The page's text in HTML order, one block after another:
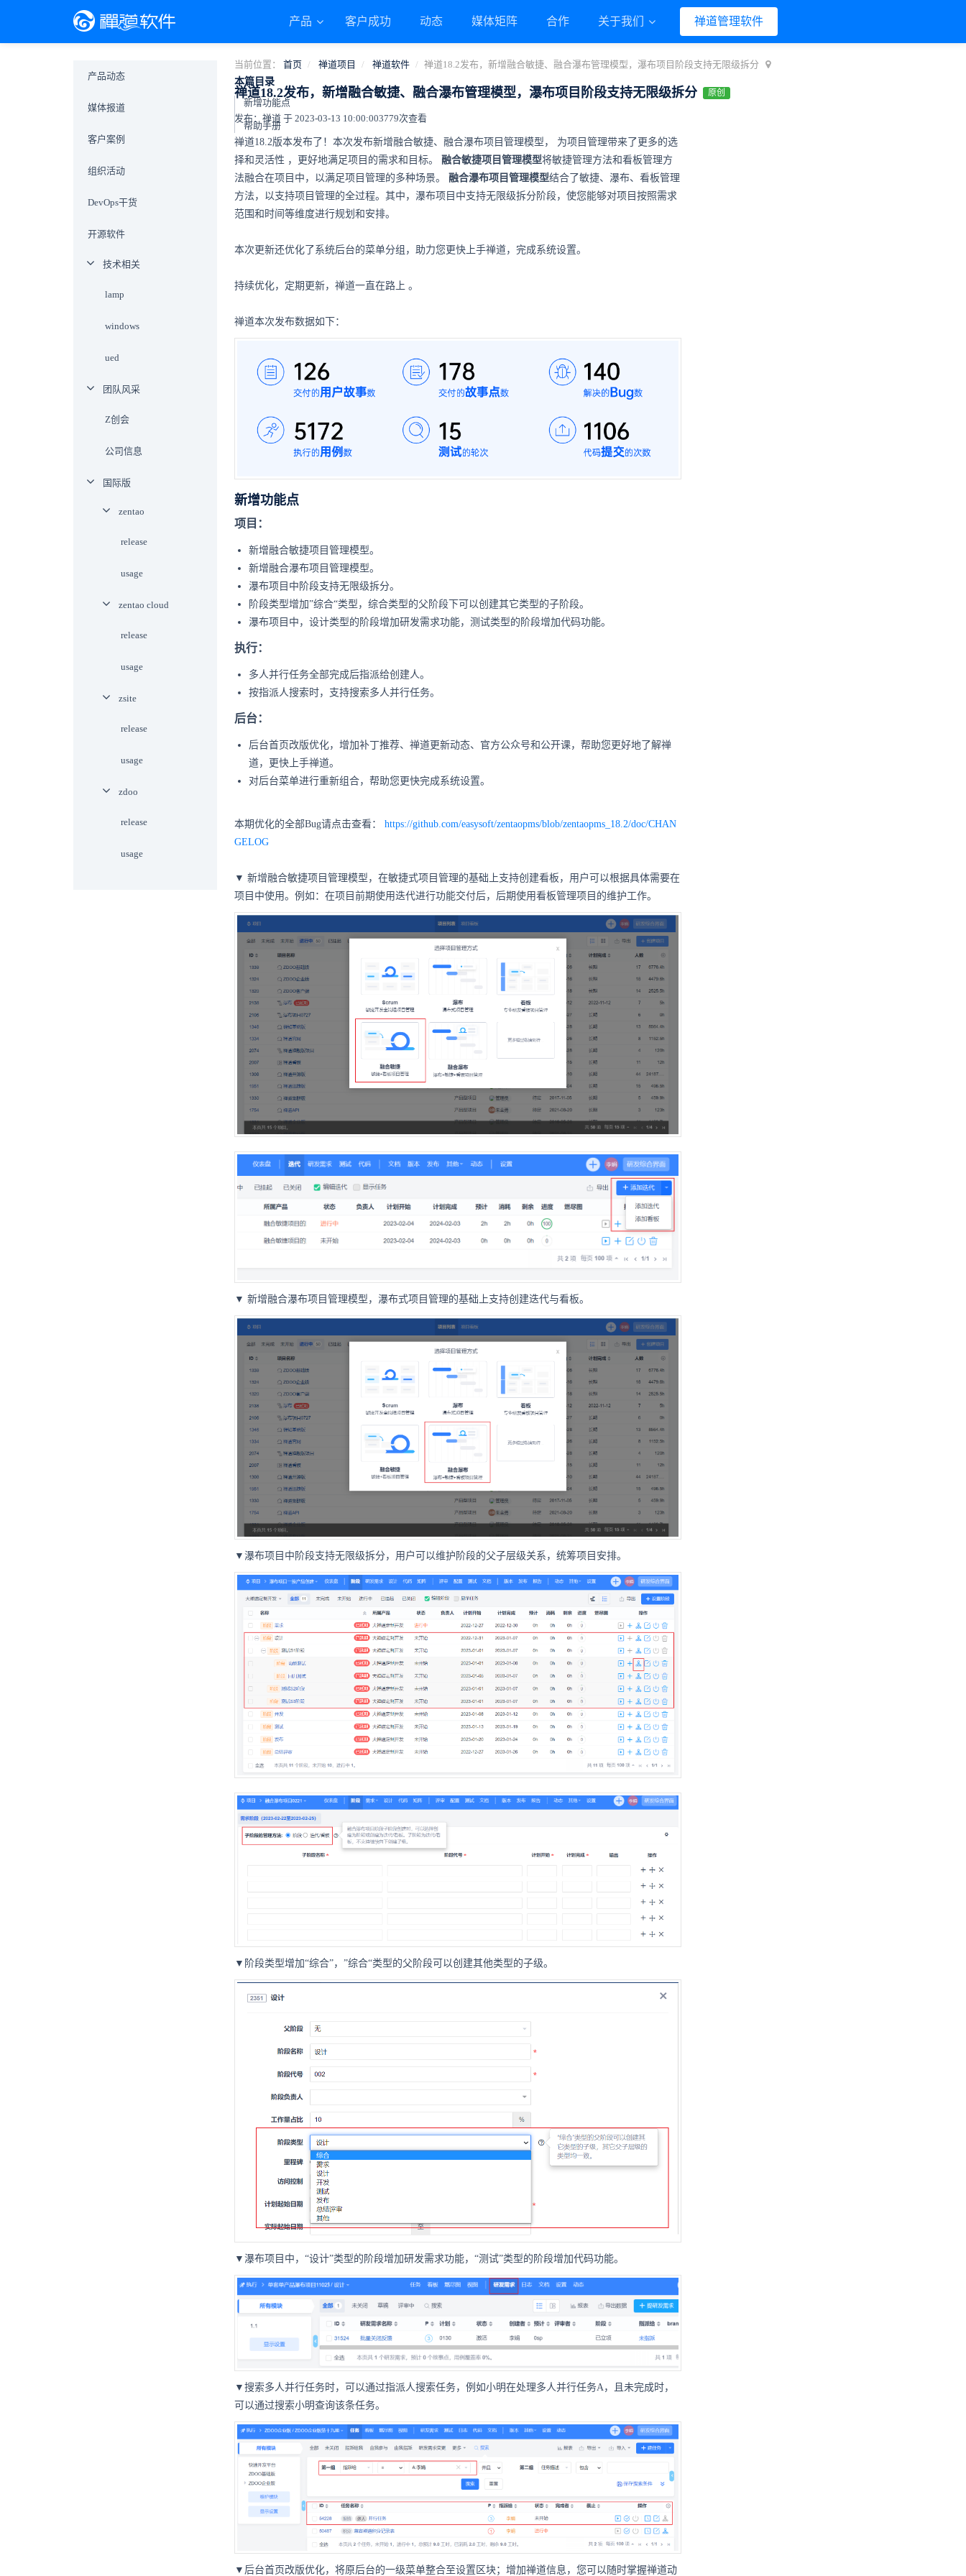
产品 客户成功 动态 媒体矩阵 合作 关于我们 禅道管理软件
当前位置： 首页 禅道项目 禅道软件 禅道18.2发布，新增融合敏捷、融合瀑布管理模型，瀑布项目阶段支持无限级拆分
禅道18.2发布，新增融合敏捷、融合瀑布管理模型，瀑布项目阶段支持无限级拆分 原创
发布：禅道 于 2023-03-13 10:00:003779次查看
本篇目录
新增功能点
帮助手册
禅道18.2版本发布了！本次发布新增融合敏捷、融合瀑布项目管理模型， 为项目管理带来了更多的选
择和灵活性 ，更好地满足项目的需求和目标。 融合敏捷项目管理模型将敏捷管理方法和看板管理方
法融合在项目中，以满足项目管理的多种场景。 融合瀑布项目管理模型结合了敏捷、瀑布、看板管理
方法，以支持项目管理的全过程。其中，瀑布项目中支持无限级拆分阶段，使您能够对项目按照需求
范围和时间等维度进行规划和安排。
本次更新还优化了系统后台的菜单分组，助力您更快上手禅道，完成系统设置。
持续优化，定期更新，禅道一直在路上 。
禅道本次发布数据如下：
新增功能点
项目：
新增融合敏捷项目管理模型。
新增融合瀑布项目管理模型。
瀑布项目中阶段支持无限级拆分。
阶段类型增加”综合“类型，综合类型的父阶段下可以创建其它类型的子阶段。
瀑布项目中，设计类型的阶段增加研发需求功能，测试类型的阶段增加代码功能。
执行：
多人并行任务全部完成后指派给创建人。
按指派人搜索时，支持搜索多人并行任务。
后台：
后台首页改版优化，增加补丁推荐、禅道更新动态、官方公众号和公开课，帮助您更好地了解禅
道，更快上手禅道。
对后台菜单进行重新组合，帮助您更快完成系统设置。
本期优化的全部Bug请点击查看： https://github.com/easysoft/zentaopms/blob/zentaopms_18.2/doc/CHAN
GELOG
▼ 新增融合敏捷项目管理模型，在敏捷式项目管理的基础上支持创建看板，用户可以根据具体需要在
项目中使用。例如：在项目前期使用迭代进行功能交付后，后期使用看板管理项目的维护工作。
▼ 新增融合瀑布项目管理模型，瀑布式项目管理的基础上支持创建迭代与看板。
▼瀑布项目中阶段支持无限级拆分，用户可以维护阶段的父子层级关系，统筹项目安排。
▼阶段类型增加“综合”，”综合“类型的父阶段可以创建其他类型的子级。
▼瀑布项目中，“设计”类型的阶段增加研发需求功能，“测试”类型的阶段增加代码功能。
▼搜索多人并行任务时，可以通过指派人搜索任务，例如小明在处理多人并行任务A，且未完成时，
可以通过搜索小明查询该条任务。
▼后台首页改版优化，将原后台的一级菜单整合至设置区块；增加禅道信息，您可以随时掌握禅道动
产品动态
媒体报道
客户案例
组织活动
DevOps干货
开源软件
技术相关
lamp
windows
ued
团队风采
Z创会
公司信息
国际版
zentao
release
usage
zentao cloud
release
usage
zsite
release
usage
zdoo
release
usage